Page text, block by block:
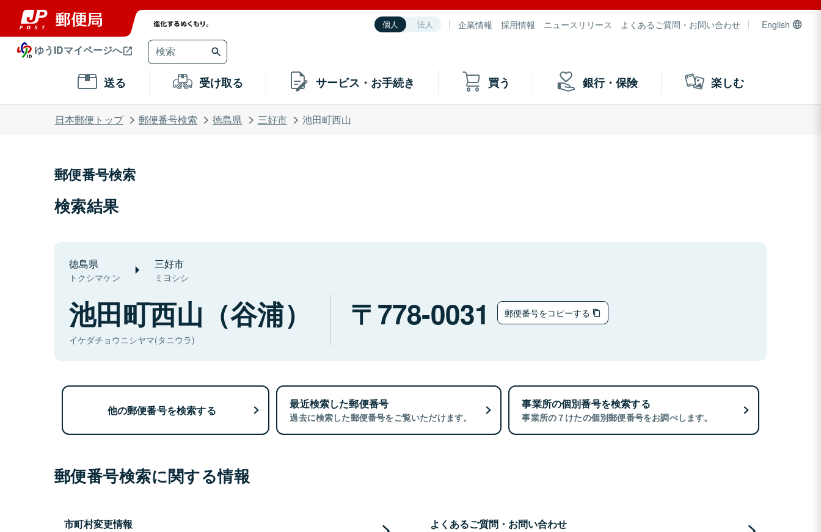
個人 法人 企業情報 採用情報 ニュースリリース よくあるご質問・お問い合わせ English
ゆうIDマイページへ
送る 受け取る サービス・お手続き 買う 銀行・保険 楽しむ
日本郵便トップ 郵便番号検索 徳島県 三好市 池田町西山
郵便番号検索
検索結果
徳島県
トクシマケン
三好市
ミヨシシ
池田町西山（谷浦）
イケダチョウニシヤマ(タニウラ)
778-0031 郵便番号をコピーする
他の郵便番号を検索する 最近検索した郵便番号
過去に検索した郵便番号をご覧いただけます。
事業所の個別番号を検索する
事業所の７けたの個別郵便番号をお調べします。
郵便番号検索に関する情報
市町村変更情報 よくあるご質問・お問い合わせ